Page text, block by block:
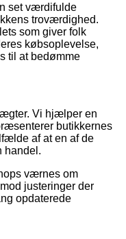
set værdifulde
troværdighed.
som giver folk
købsoplevelse,
til at bedømme
Vi hjælper en
butikkernes
af at en af de
handel.
værnes om
justeringer der
opdaterede